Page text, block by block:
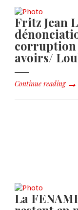
Fritz Jean
corruption
avoirs/
Continue reading
La